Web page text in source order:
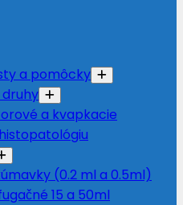
a pomôcky
a kvapkacie
(0.2 ml a 0.5ml)
15 a 50ml